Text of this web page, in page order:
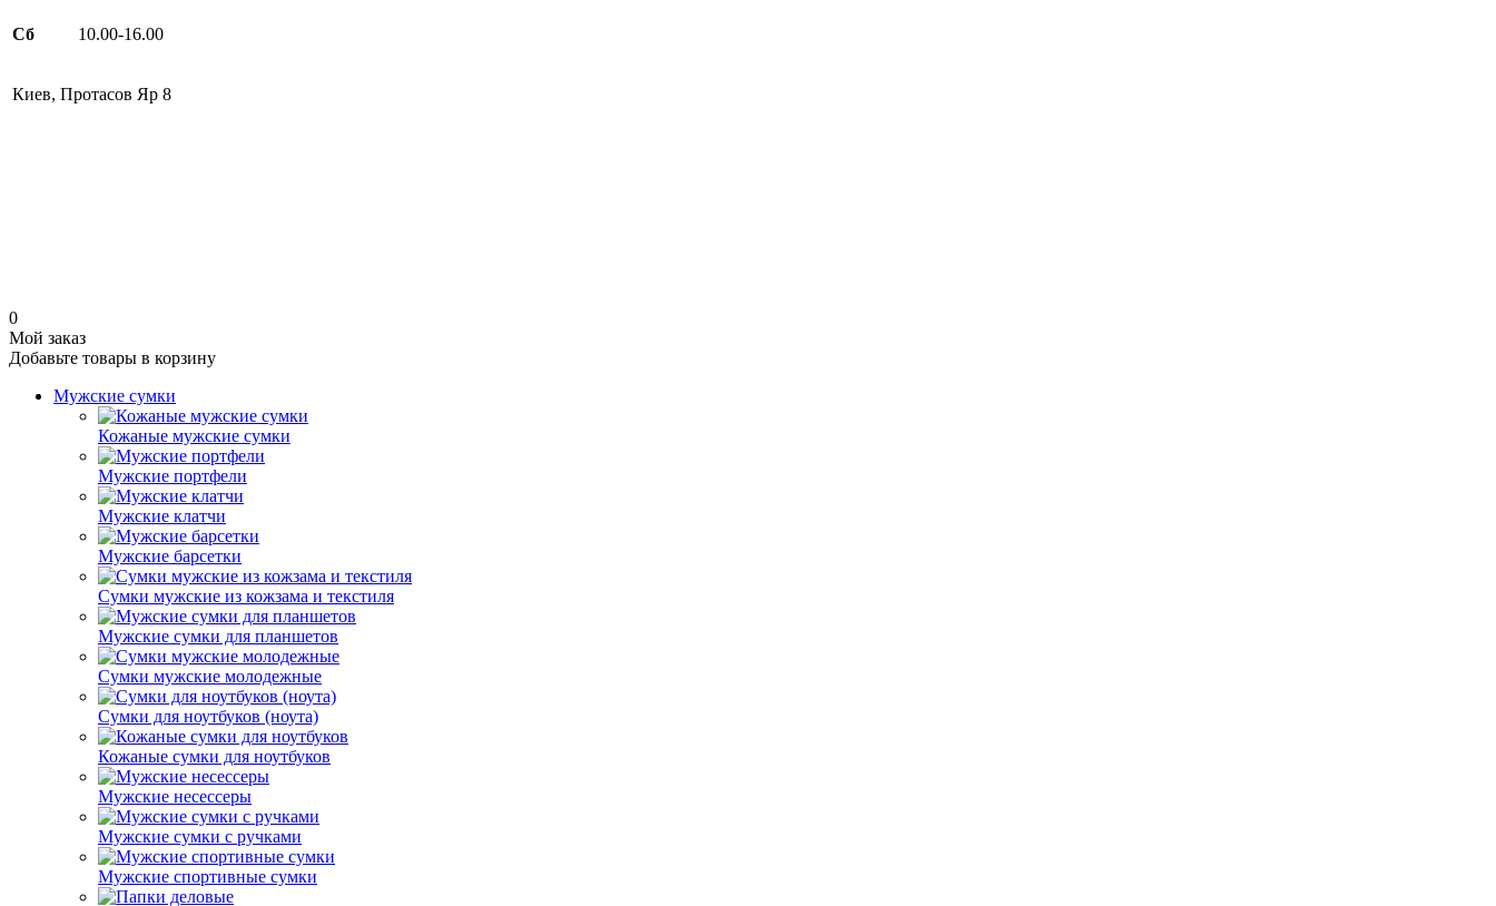
Сб 10.00-16.00
Киев, Протасов Яр 8
0
Мой заказ
Добавьте товары в корзину
Мужские сумки
Кожаные мужские сумки
Мужские портфели
Мужские клатчи
Мужские барсетки
Сумки мужские из кожзама и текстиля
Мужские сумки для планшетов
Сумки мужские молодежные
Сумки для ноутбуков (ноута)
Кожаные сумки для ноутбуков
Мужские несессеры
Мужские сумки с ручками
Мужские спортивные сумки